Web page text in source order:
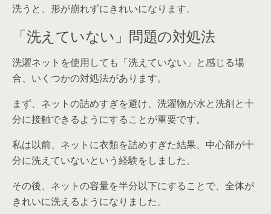
洗うと、形が崩れずにきれいになります。
「洗えていない」問題の対処法
洗濯ネットを使用しても「洗えていない」と感じる場
合、いくつかの対処法があります。
まず、ネットの詰めすぎを避け、洗濯物が水と洗剤と十
分に接触できるようにすることが重要です。
私は以前、ネットに衣類を詰めすぎた結果、中心部が十
分に洗えていないという経験をしました。
その後、ネットの容量を半分以下にすることで、全体が
きれいに洗えるようになりました。